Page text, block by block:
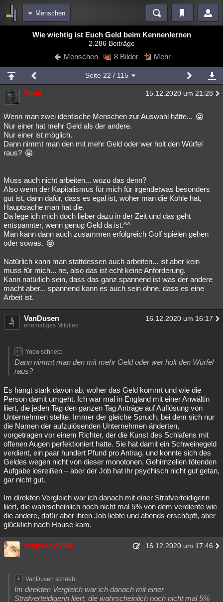
Menschen
Blogs Videos
Chat Wiki Neuigkeiten
meine Rubriken
Menschen Mystery Kriminalfälle
Spiritualität Verschwörungen Technologie Ufologie
Natur Umfragen
weitere Rubriken
Astronomie Helpdesk Gruppen Gaming
Musik Verbesserungen
Übersichten
Besucht Teilgenommen Alle Neue Geschlossen
Wie wichtig ist Euch Geld beim Kennenlernen
2.286 Beiträge
Menschen 8 Bilder Mehr
Seite22 / 115
Yooo 15.12.2020 um 21:28
Wenn man zwei identische Menschen zur Auswahl hätte...
Nur einer hat mehr Geld als der andere.
Nur einer ist möglich.
Dann nimmt man den mit mehr Geld oder wer holt den Würfel
raus?
Muss auch nicht arbeiten... wozu das denn?
Also wenn der Kapitalismus für mich für irgendetwas besonders
gut ist, dann dafür, dass es egal ist, woher man die Kohle hat,
Hauptsache man hat die.
Da lege ich mich doch lieber dazu in der Zeit und das geht
entspannter, wenn genug Geld da ist.^^
Man kann dann auch zusammen erfolgreich Golf spielen gehen
oder sowas.
Natürlich kann man stattdessen auch arbeiten... ist aber kein
muss für mich... ne, also das ist echt keine Anforderung.
Kann natürlich sein, dass das ganz spannend ist was der andere
macht aber... spannend kann es auch sein ohne, dass es eine
Arbeit ist.
VanDusen 16.12.2020 um 16:17
ehemaliges Mitglied
Yooo schrieb:
Dann nimmt man den mit mehr Geld oder wer holt den Würfel
raus?
Es hängt stark davon ab, woher das Geld kommt und wie die
Person damit umgeht. Ich war mal in England mit einer Anwältin
liiert, die jeden Tag den ganzen Tag Anträge auf Auflösung von
Unternehmen stellte. Immer der gleiche Spruch, bei dem sich nur
die Namen der aufzulösenden Unternehmen änderten,
vorgetragen vor einem Richter, der die Kunst des Schlafens mit
offenen Augen perfektioniert hatte. Sie hat damit ein Schweinegeld
verdient, ein paar hundert Pfund pro Antrag, und konnte sich des
Geldes wegen nicht von dieser monotonen, Gehirnzellen tötenden
Aufgabe losreißen – aber der Job hat ihr psychisch nicht gut getan,
gar nicht gut.
Im direkten Vergleich war ich danach mit einer Strafverteidigerin
liiert, die wahrscheinlich noch nicht mal 5% von dem verdiente wie
die andere, dafür aber ihren Job liebte und abends erschöpft, aber
glücklich nach Hause kam.
rhapsody3004 16.12.2020 um 17:46
VanDusen schrieb:
Im direkten Vergleich war ich danach mit einer
Strafverteidigerin liiert, die wahrscheinlich noch nicht mal 5%